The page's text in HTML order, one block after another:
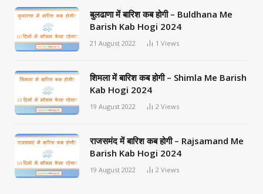
बुलढाणा में बारिश कब होगी – Buldhana Me
Barish Kab Hogi 2024
21 August 2022 1 Views
शिमला में बारिश कब होगी – Shimla Me Barish
Kab Hogi 2024
19 August 2022 2 Views
राजसमंद में बारिश कब होगी – Rajsamand Me
Barish Kab Hogi 2024
19 August 2022 2 Views